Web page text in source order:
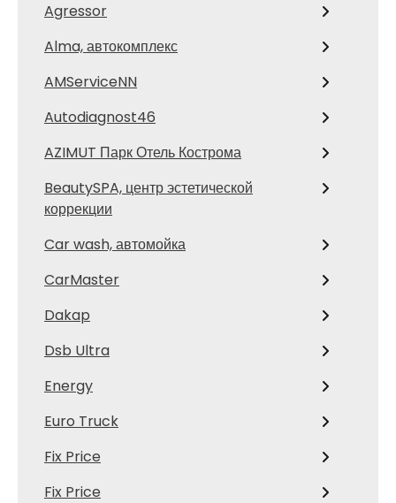
Agressor
Alma, автокомплекс
AMServiceNN
Autodiagnost46
AZIMUT Парк Отель Кострома
BeautySPA, центр эстетической
коррекции
Car wash, автомойка
CarMaster
Dakap
Dsb Ultra
Energy
Euro Truck
Fix Price
Fix Price